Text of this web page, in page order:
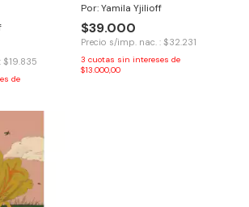
$19.835
de
Por: Yamila Yjilioff
$39.000
Precio s/imp. nac. : $32.231
3 cuotas sin intereses de
$13.000,00